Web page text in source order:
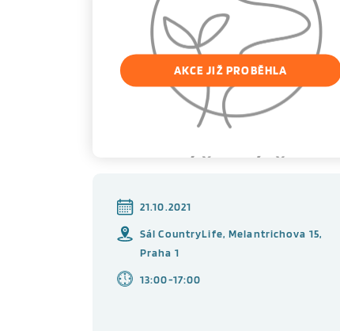
AKCE JIŽ PROBĚHLA
21.10.2021
Sál CountryLife, Melantrichova 15,
Praha 1
13:00-17:00